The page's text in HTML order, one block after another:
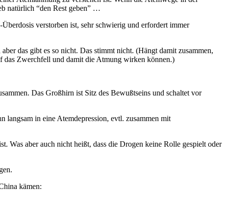
natürlich “den Rest geben” …
verstorben ist, sehr schwierig und erfordert immer
das gibt es so nicht. Das stimmt nicht. (Hängt damit zusammen,
das Zwerchfell und damit die Atmung wirken können.)
Das Großhirn ist Sitz des Bewußtseins und schaltet vor
langsam in eine Atemdepression, evtl. zusammen mit
Was aber auch nicht heißt, dass die Drogen keine Rolle gespielt oder
kämen: